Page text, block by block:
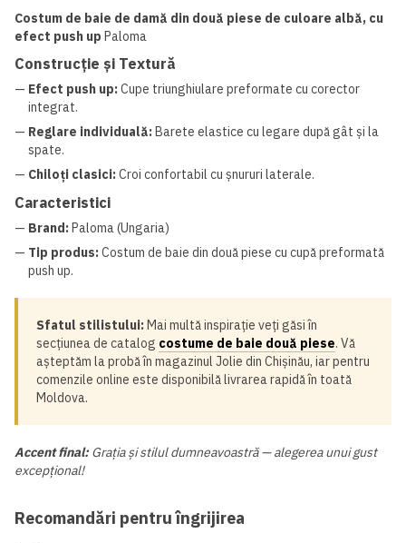
Costum de baie de damă din două piese de culoare albă, cu
efect push up Paloma
Construcție și Textură
— Efect push up:Cupe triunghiulare preformate cu corector
integrat.
— Reglare individuală: Barete elastice cu legare după gât și la
spate.
— Chiloți clasici:Croi confortabil cu șnururi laterale.
Caracteristici
— Brand:Paloma (Ungaria)
— Tip produs:Costum de baie din două piese cu cupă preformată
push up.
Sfatul stilistului:Mai multă inspirație veți găsi în
secțiunea de catalog costume de baie două piese. Vă
așteptăm la probă în magazinul Jolie din Chișinău, iar pentru
comenzile online este disponibilă livrarea rapidă în toată
Moldova.
Accent final:Grația și stilul dumneavoastră — alegerea unui gust
excepțional!
Recomandări pentru îngrijirea